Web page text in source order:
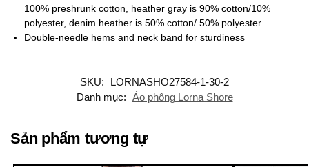
100% preshrunk cotton, heather gray is 90% cotton/10%
polyester, denim heather is 50% cotton/ 50% polyester
Double-needle hems and neck band for sturdiness
SKU:
LORNASHO27584-1-30-2
Danh mục: Áo phông Lorna Shore
Sản phẩm tương tự